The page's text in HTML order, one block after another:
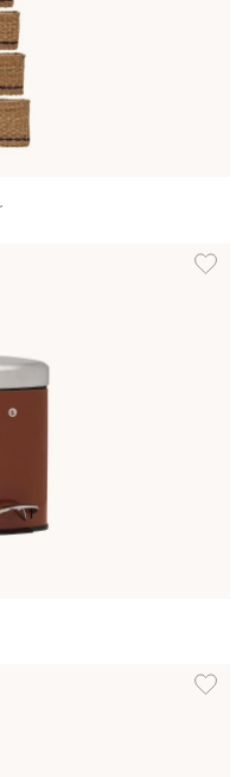
Lägg
även i dessa färger:
Lägg